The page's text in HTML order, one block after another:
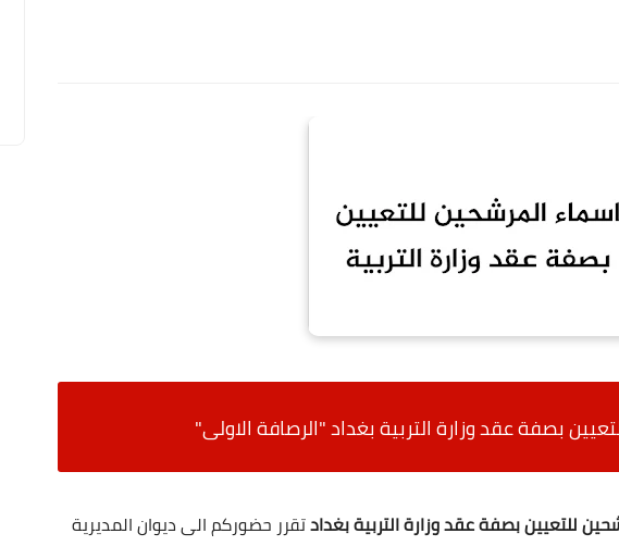
بصفة عقد وزارة التربية بغداد "الرصافة الاولى"
للتعيين بصفة عقد وزارة التربية بغدادتقرر حضوركم الى ديوان المديرية